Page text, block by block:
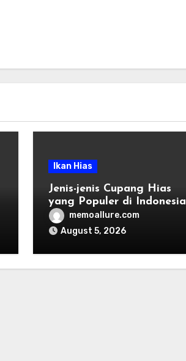
Ikan Hias
Jenis-jenis Cupang Hias
yang Populer di Indonesia
memoallure.com
August 5, 2026